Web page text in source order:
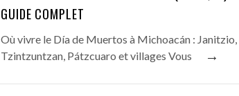
GUIDE COMPLET
Où vivre le Día de Muertos à Michoacán : Janitzio,
Tzintzuntzan, Pátzcuaro et villages Vous
→